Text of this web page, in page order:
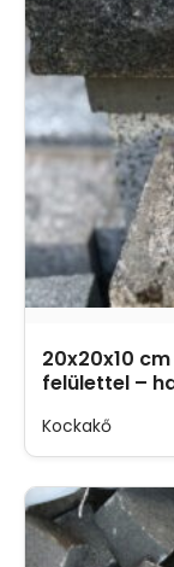
20x20x10
felülettel –
Kockakő